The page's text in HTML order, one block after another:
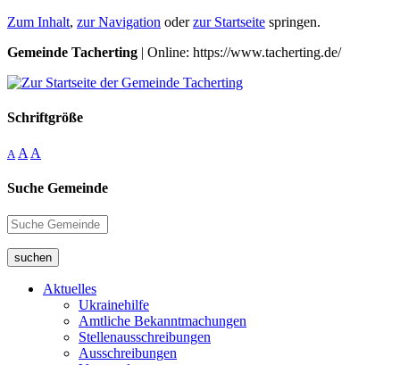
Zum Inhalt, zur Navigation oderzur Startseite springen.
Gemeinde Tacherting | Online: https://www.tacherting.de/
Schriftgröße
A A A
Suche Gemeinde
suchen
Aktuelles
Ukrainehilfe
Amtliche Bekanntmachungen
Stellenausschreibungen
Ausschreibungen